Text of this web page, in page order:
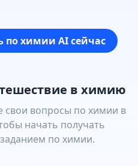
по химии AI сейчас
в химию
свои вопросы по химии в
начать получать
по химии.